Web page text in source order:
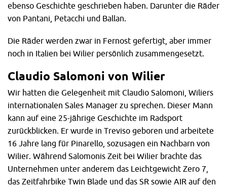
ebenso Geschichte geschrieben haben. Darunter die Räder
von Pantani, Petacchi und Ballan.
Die Räder werden zwar in Fernost gefertigt, aber immer
noch in Italien bei Wilier persönlich zusammengesetzt.
Claudio Salomoni von Wilier
Wir hatten die Gelegenheit mit Claudio Salomoni, Wiliers
internationalen Sales Manager zu sprechen. Dieser Mann
kann auf eine 25-jährige Geschichte im Radsport
zurückblicken. Er wurde in Treviso geboren und arbeitete
16 Jahre lang für Pinarello, sozusagen ein Nachbarn von
Wilier. Während Salomonis Zeit bei Wilier brachte das
Unternehmen unter anderem das Leichtgewicht Zero 7,
das Zeitfahrbike Twin Blade und das SR sowie AIR auf den